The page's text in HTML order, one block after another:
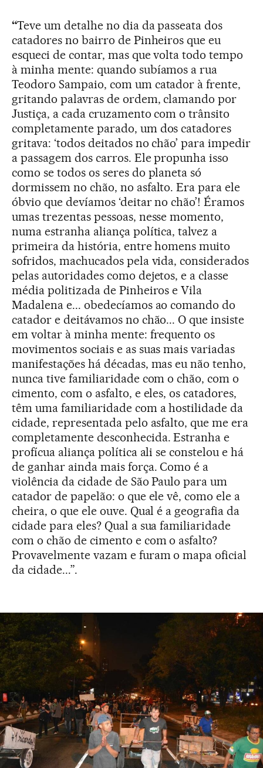
“Teve um detalhe no dia da passeata dos
catadores no bairro de Pinheiros que eu
esqueci de contar, mas que volta todo tempo
à minha mente: quando subíamos a rua
Teodoro Sampaio, com um catador à frente,
gritando palavras de ordem, clamando por
Justiça, a cada cruzamento com o trânsito
completamente parado, um dos catadores
gritava: ‘todos deitados no chão’ para impedir
a passagem dos carros. Ele propunha isso
como se todos os seres do planeta só
dormissem no chão, no asfalto. Era para ele
óbvio que devíamos ‘deitar no chão’! Éramos
umas trezentas pessoas, nesse momento,
numa estranha aliança política, talvez a
primeira da história, entre homens muito
sofridos, machucados pela vida, considerados
pelas autoridades como dejetos, e a classe
média politizada de Pinheiros e Vila
Madalena e... obedecíamos ao comando do
catador e deitávamos no chão... O que insiste
em voltar à minha mente: frequento os
movimentos sociais e as suas mais variadas
manifestações há décadas, mas eu não tenho,
nunca tive familiaridade com o chão, com o
cimento, com o asfalto, e eles, os catadores,
têm uma familiaridade com a hostilidade da
cidade, representada pelo asfalto, que me era
completamente desconhecida. Estranha e
profícua aliança política ali se constelou e há
de ganhar ainda mais força. Como é a
violência da cidade de São Paulo para um
catador de papelão: o que ele vê, como ele a
cheira, o que ele ouve. Qual é a geografia da
cidade para eles? Qual a sua familiaridade
com o chão de cimento e com o asfalto?
Provavelmente vazam e furam o mapa oficial
da cidade...”.